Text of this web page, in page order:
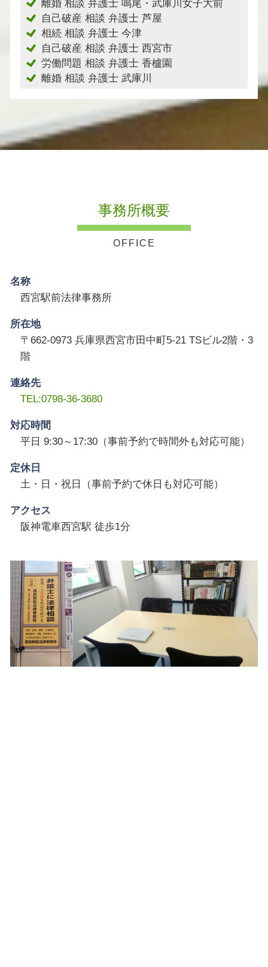
離婚 相談 弁護士 鳴尾・武庫川女子大前
自己破産 相談 弁護士 芦屋
相続 相談 弁護士 今津
自己破産 相談 弁護士 西宮市
労働問題 相談 弁護士 香櫨園
離婚 相談 弁護士 武庫川
事務所概要
名称
西宮駅前法律事務所
所在地
〒662-0973 兵庫県西宮市田中町5-21 TSビル2階・3
階
連絡先
TEL:0798-36-3680
対応時間
平日 9:30～17:30（事前予約で時間外も対応可能）
定休日
土・日・祝日（事前予約で休日も対応可能）
アクセス
阪神電車西宮駅 徒歩1分